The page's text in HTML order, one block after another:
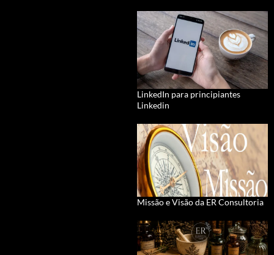
LinkedIn para principiantes
Linkedin
Missão e Visão da ER Consultoria